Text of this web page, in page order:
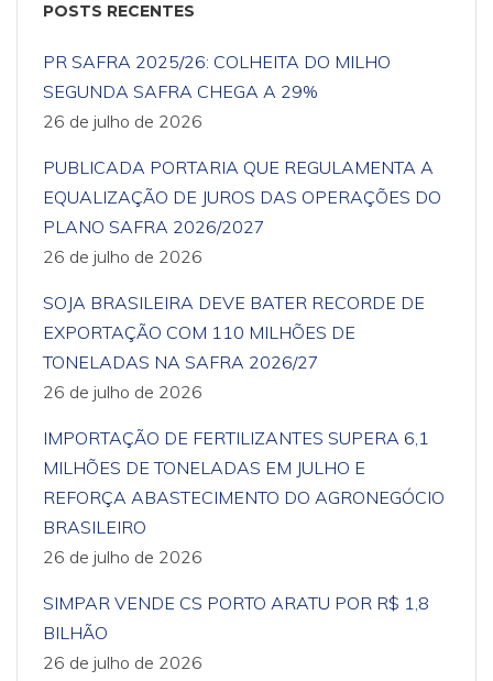
POSTS RECENTES
PR SAFRA 2025/26: COLHEITA DO MILHO
SEGUNDA SAFRA CHEGA A 29%
26 de julho de 2026
PUBLICADA PORTARIA QUE REGULAMENTA A
EQUALIZAÇÃO DE JUROS DAS OPERAÇÕES DO
PLANO SAFRA 2026/2027
26 de julho de 2026
SOJA BRASILEIRA DEVE BATER RECORDE DE
EXPORTAÇÃO COM 110 MILHÕES DE
TONELADAS NA SAFRA 2026/27
26 de julho de 2026
IMPORTAÇÃO DE FERTILIZANTES SUPERA 6,1
MILHÕES DE TONELADAS EM JULHO E
REFORÇA ABASTECIMENTO DO AGRONEGÓCIO
BRASILEIRO
26 de julho de 2026
SIMPAR VENDE CS PORTO ARATU POR R$ 1,8
BILHÃO
26 de julho de 2026